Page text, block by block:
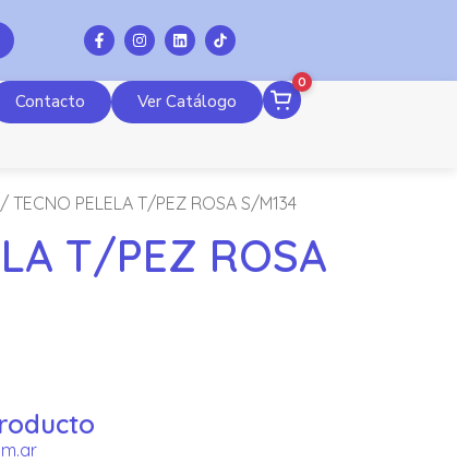
Contacto Ver Catálogo
0
/ TECNO PELELA T/PEZ ROSA S/M134
T/PEZ ROSA